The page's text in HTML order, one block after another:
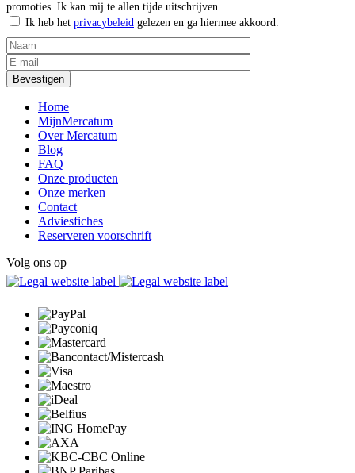
promoties. Ik kan mij te allen tijde uitschrijven.
Ik heb het privacybeleid gelezen en ga hiermee akkoord.
Home
MijnMercatum
Over Mercatum
Blog
FAQ
Onze producten
Onze merken
Contact
Adviesfiches
Reserveren voorschrift
Volg ons op